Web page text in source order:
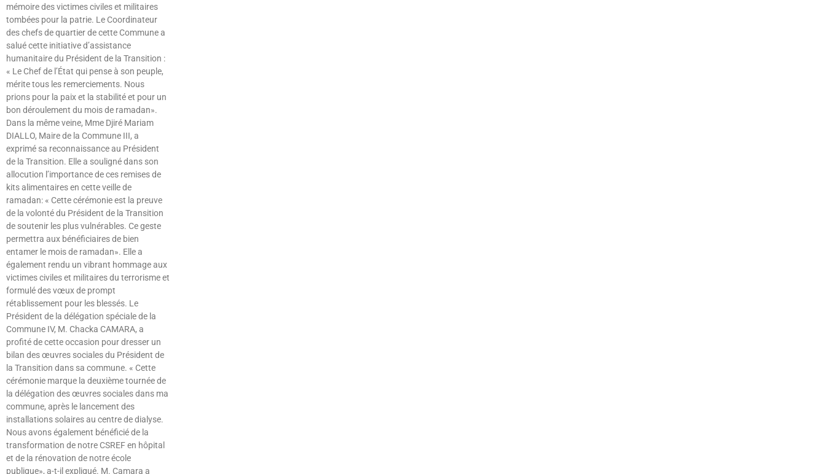
mémoire des victimes civiles et militaires
tombées pour la patrie. Le Coordinateur
des chefs de quartier de cette Commune a
salué cette initiative d’assistance
humanitaire du Président de la Transition :
« Le Chef de l’État qui pense à son peuple,
mérite tous les remerciements. Nous
prions pour la paix et la stabilité et pour un
bon déroulement du mois de ramadan».
Dans la même veine, Mme Djiré Mariam
DIALLO, Maire de la Commune III, a
exprimé sa reconnaissance au Président
de la Transition. Elle a souligné dans son
allocution l’importance de ces remises de
kits alimentaires en cette veille de
ramadan: « Cette cérémonie est la preuve
de la volonté du Président de la Transition
de soutenir les plus vulnérables. Ce geste
permettra aux bénéficiaires de bien
entamer le mois de ramadan». Elle a
également rendu un vibrant hommage aux
victimes civiles et militaires du terrorisme et
formulé des vœux de prompt
rétablissement pour les blessés. Le
Président de la délégation spéciale de la
Commune IV, M. Chacka CAMARA, a
profité de cette occasion pour dresser un
bilan des œuvres sociales du Président de
la Transition dans sa commune. « Cette
cérémonie marque la deuxième tournée de
la délégation des œuvres sociales dans ma
commune, après le lancement des
installations solaires au centre de dialyse.
Nous avons également bénéficié de la
transformation de notre CSREF en hôpital
et de la rénovation de notre école
publique», a-t-il expliqué. M. Camara a